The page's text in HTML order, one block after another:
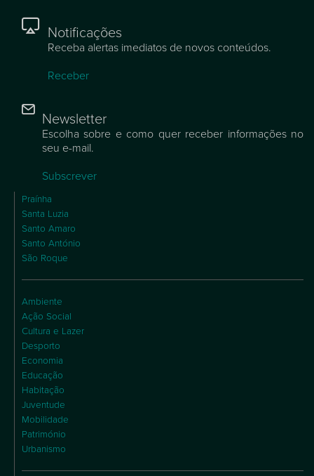
Notificações
Receba alertas imediatos de novos conteúdos.
Receber
Newsletter
Escolha sobre e como quer receber informações no
seu e-mail.
Subscrever
Praínha
Santa Luzia
Santo Amaro
Santo António
São Roque
Ambiente
Ação Social
Cultura e Lazer
Desporto
Economia
Educação
Habitação
Juventude
Mobilidade
Património
Urbanismo